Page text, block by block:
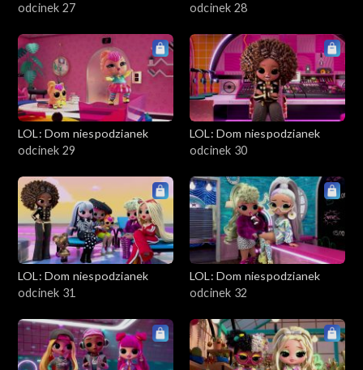
odcinek 27 odcinek 28
LOL: Dom niespodzianek
odcinek 29
LOL: Dom niespodzianek
odcinek 30
LOL: Dom niespodzianek
odcinek 31
LOL: Dom niespodzianek
odcinek 32